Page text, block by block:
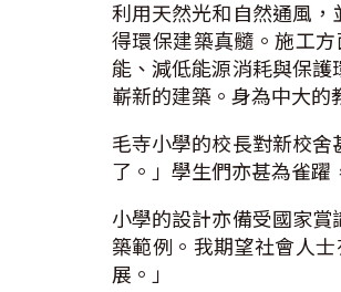
利用天然光和自然通風
得環保建築真髓。施工
能、減低能源消耗與保
嶄新的建築。身為中大的
毛寺小學的校長對新校
了。」學生們亦甚為雀躍
小學的設計亦備受國家
築範例。我期望社會人
展。」